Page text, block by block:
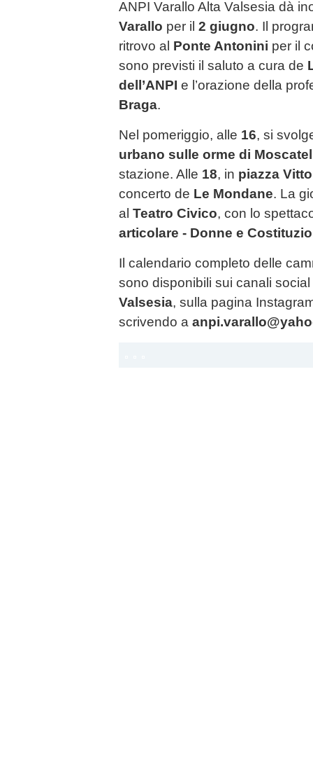
ANPI Varallo Alta Valsesia dà
Varallo per il 2 giugno. Il
ritrovo al Ponte Antonini per il
sono previsti il saluto a cura de
dell’ANPI e l’orazione della
Braga.
Nel pomeriggio, alle 16, si
urbano sulle orme di
stazione. Alle 18, in piazza
concerto de Le Mondane. La
al Teatro Civico, con lo
articolare - Donne e
Il calendario completo delle
sono disponibili sui canali social
Valsesia, sulla pagina
scrivendo a